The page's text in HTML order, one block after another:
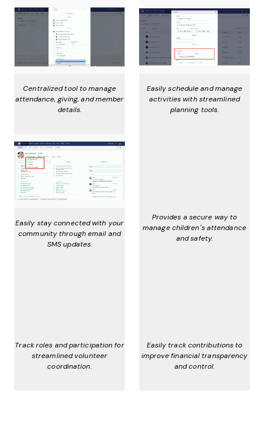
Centralized tool to manage
attendance, giving, and member
details.
Easily schedule and manage
activities with streamlined
planning tools.
Easily stay connected with your
community through email and
SMS updates.
Provides a secure way to
manage children’s attendance
and safety.
Track roles and participation for
streamlined volunteer
coordination.
Easily track contributions to
improve financial transparency
and control.